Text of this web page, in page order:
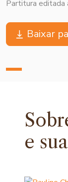
Partitura editada
Baixar
e